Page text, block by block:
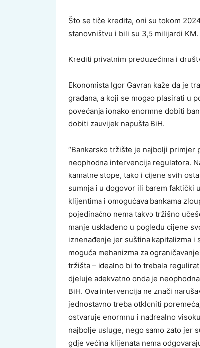
Što se tiče kredita, oni su tokom
stanovništvu i bili su 3,5 milijardi KM.
Krediti privatnim preduzećima i
Ekonomista Igor Gavran kaže da je
građana, a koji se mogao plasirati u
povećanja ionako enormne dobiti
dobiti zauvijek napušta BiH.
“Bankarsko tržište je najbolji
neophodna intervencija regulatora.
kamatne stope, tako i cijene svih
sumnja i u dogovor ili barem faktički
klijentima i omogućava bankama
pojedinačno nema takvo tržišno
manje usklađeno u pogledu cijene
iznenađenje jer suština kapitalizma i
moguća mehanizma za
tržišta – idealno bi to trebala
djeluje adekvatno onda je
BiH. Ova intervencija ne znači
jednostavno treba otkloniti
ostvaruje enormnu i nadrealno
najbolje usluge, nego samo zato jer
gdje većina klijenata nema